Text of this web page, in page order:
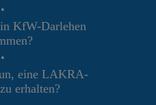
•
KfW-Darlehen
•
eine LAKRA-
erhalten?